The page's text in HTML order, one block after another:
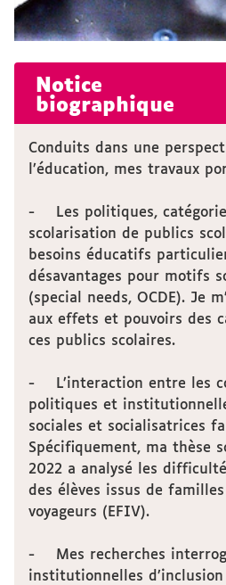
Notice
biographique
Conduits dans une
l’éducation, mes travaux
- Les politiques,
scolarisation de publics
besoins éducatifs
désavantages pour motifs
(special needs, OCDE). Je
aux effets et pouvoirs des
ces publics scolaires.
- L’interaction entre les
politiques et
sociales et socialisatrices
Spécifiquement, ma thèse
2022 a analysé les
des élèves issus de
voyageurs (EFIV).
- Mes recherches
institutionnelles d’inclusion